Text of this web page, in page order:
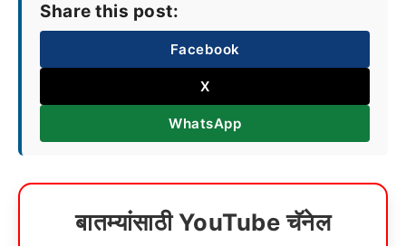
Share this post:
Facebook
X
WhatsApp
बातम्यांसाठी YouTube चॅनेल